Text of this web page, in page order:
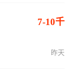
7-10千
昨天